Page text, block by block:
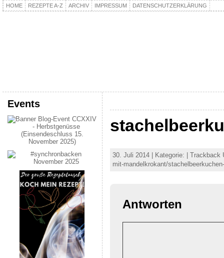
HOME REZEPTE A-Z ARCHIV IMPRESSUM DATENSCHUTZERKLÄRUNG
Events
30. Juli 2014 | Kategorie: |
mit-mandelkrokant/
Antworten